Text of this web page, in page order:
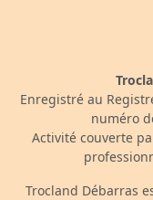
Enregistré au
numéro
Activité couverte
Trocland Débarras